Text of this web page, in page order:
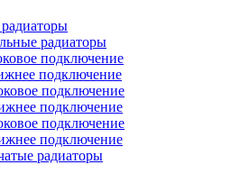
радиаторы
подключение
подключение
подключение
подключение
подключение
подключение
радиаторы